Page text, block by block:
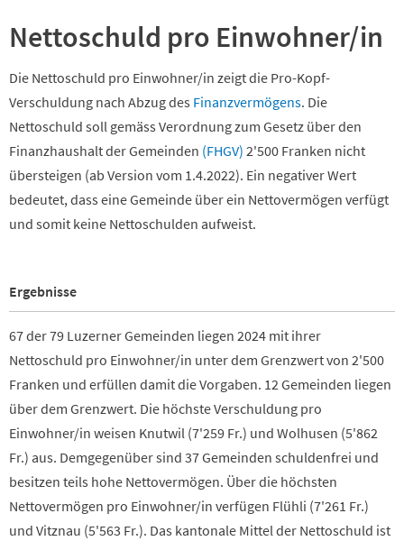
Nettoschuld pro Einwohner/in
Die Nettoschuld pro Einwohner/in zeigt die Pro-Kopf-
Verschuldung nach Abzug des Finanzvermögens. Die
Nettoschuld soll gemäss Verordnung zum Gesetz über den
Finanzhaushalt der Gemeinden (FHGV) 2'500 Franken nicht
übersteigen (ab Version vom 1.4.2022). Ein negativer Wert
bedeutet, dass eine Gemeinde über ein Nettovermögen verfügt
und somit keine Nettoschulden aufweist.
Ergebnisse
67 der 79 Luzerner Gemeinden liegen 2024 mit ihrer
Nettoschuld pro Einwohner/in unter dem Grenzwert von 2'500
Franken und erfüllen damit die Vorgaben. 12 Gemeinden liegen
über dem Grenzwert. Die höchste Verschuldung pro
Einwohner/in weisen Knutwil (7'259 Fr.) und Wolhusen (5'862
Fr.) aus. Demgegenüber sind 37 Gemeinden schuldenfrei und
besitzen teils hohe Nettovermögen. Über die höchsten
Nettovermögen pro Einwohner/in verfügen Flühli (7'261 Fr.)
und Vitznau (5'563 Fr.). Das kantonale Mittel der Nettoschuld ist